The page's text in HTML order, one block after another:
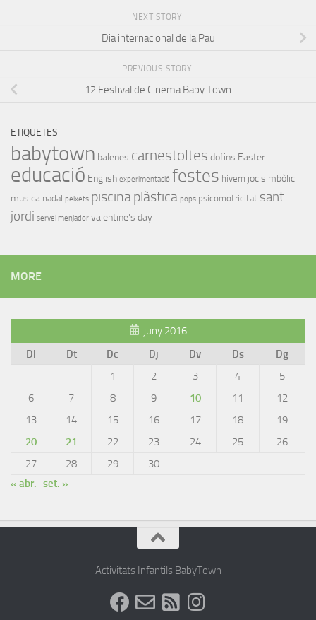
NEXT STORY
Dia internacional de la Pau
PREVIOUS STORY
12 Festival de Cinema Baby Town
ETIQUETES
babytown balenes carnestoltes dofins Easter
educació English experimentació festes hivern joc simbòlic
musica nadal peixets piscinaplàstica pops psicomotricitat sant
jordi servei menjador valentine's day
MORE
juny 2016
Dl
Dt Dc Dj Dv Ds
Dg
1
2 3 4
5
6
7 8 9 10 11
12
13
14 15 16 17 18
19
20
21 22 23 24 25
26
27
28 29
30
« abr. set. »
Activitats Infantils BabyTown